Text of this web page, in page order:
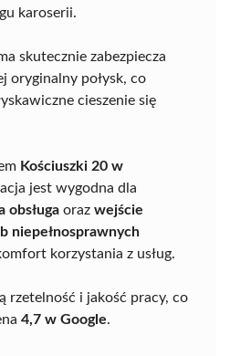
karoserii.
skutecznie zabezpiecza
oryginalny połysk, co
cieszenie się
Kościuszki 20 w
jest wygodna dla
obsługa oraz wejście
niepełnosprawnych
korzystania z usług.
rzetelność i jakość pracy, co
4,7 w Google.